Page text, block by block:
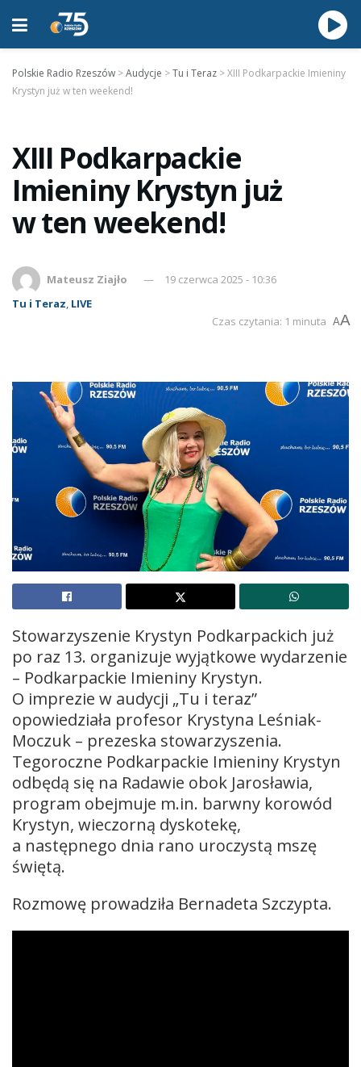
Polskie Radio Rzeszów >Audycje >Tu i Teraz >XIII Podkarpackie Imieniny
Krystyn już w ten weekend!
XIII Podkarpackie
Imieniny Krystyn już
w ten weekend!
Mateusz Ziajło
19 czerwca 2025 - 10:36
Tu i Teraz, LIVE
Czas czytania: 1 minuta AA
Stowarzyszenie Krystyn Podkarpackich już
po raz 13. organizuje wyjątkowe wydarzenie
– Podkarpackie Imieniny Krystyn.
O imprezie w audycji „Tu i teraz”
opowiedziała profesor Krystyna Leśniak-
Moczuk – prezeska stowarzyszenia.
Tegoroczne Podkarpackie Imieniny Krystyn
odbędą się na Radawie obok Jarosławia,
program obejmuje m.in. barwny korowód
Krystyn, wieczorną dyskotekę,
a następnego dnia rano uroczystą mszę
świętą.
Rozmowę prowadziła Bernadeta Szczypta.